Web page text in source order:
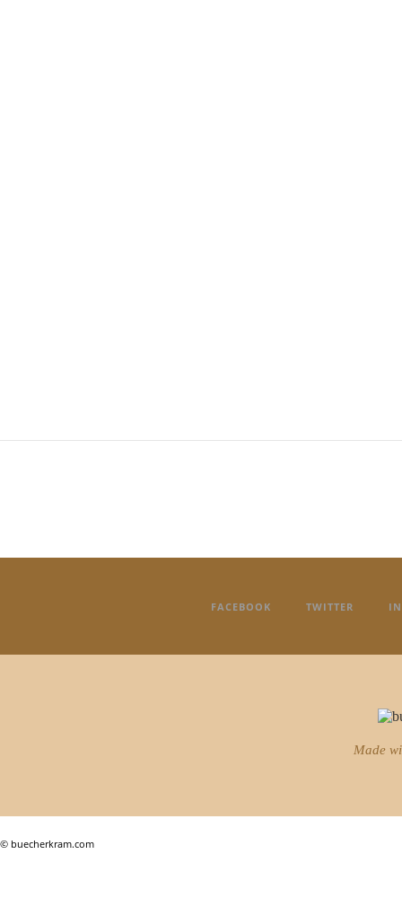
FACEBOOK TWITTER
Made
© buecherkram.com